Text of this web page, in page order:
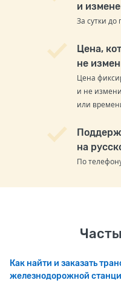
и
За сутки до
Цена,
не
Цена
и не
или
на
По
Как найти и заказать
железнодорожной